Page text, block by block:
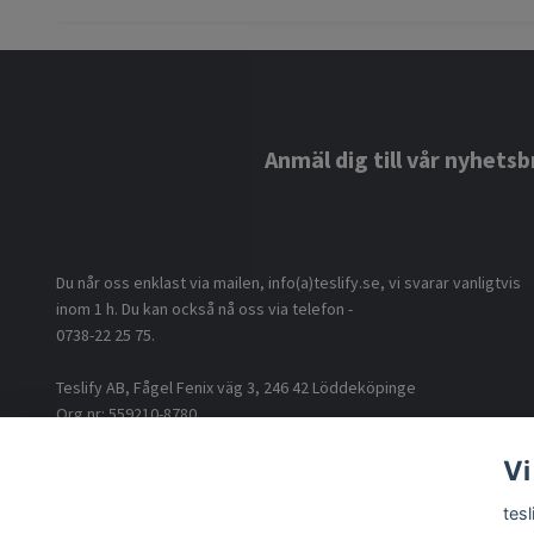
Anmäl dig till vår
Du når oss enklast via mailen, info(a)teslify.se, vi svarar vanligtvis
inom 1 h. Du kan också nå oss via telefon -
0738-22 25 75.
Teslify AB, Fågel Fenix väg 3, 246 42 Löddeköpinge
Org nr: 559210-8780